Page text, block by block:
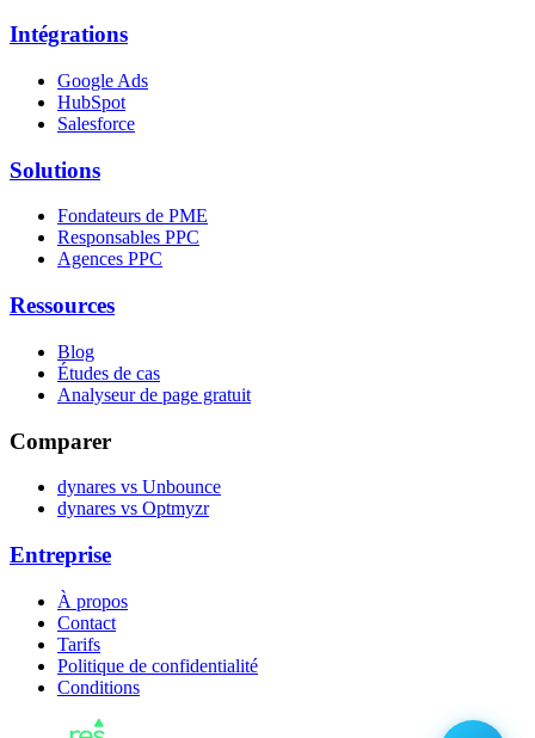
Intégrations
Google Ads
HubSpot
Salesforce
Solutions
Fondateurs de PME
Responsables PPC
Agences PPC
Ressources
Blog
Études de cas
Analyseur de page gratuit
Comparer
dynares vs Unbounce
dynares vs Optmyzr
Entreprise
À propos
Contact
Tarifs
Politique de confidentialité
Conditions